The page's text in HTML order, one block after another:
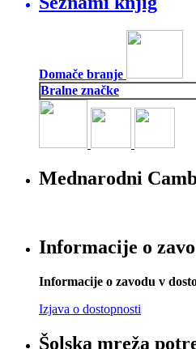
Domače branje
Bralne značke
Mednarodni
Informacije o
Informacije o zavodu v
Izjava o dostopnosti
Šolska mreža